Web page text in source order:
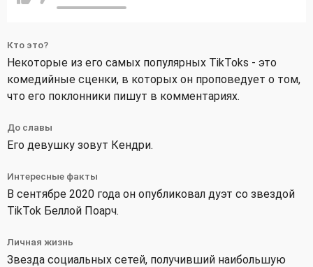
Кто это?
Некоторые из его самых популярных TikToks - это
комедийные сценки, в которых он проповедует о том,
что его поклонники пишут в комментариях.
До славы
Его девушку зовут Кендри.
Интересные факты
В сентябре 2020 года он опубликовал дуэт со звездой
TikTok Беллой Поарч.
Личная жизнь
Звезда социальных сетей, получивший наибольшую